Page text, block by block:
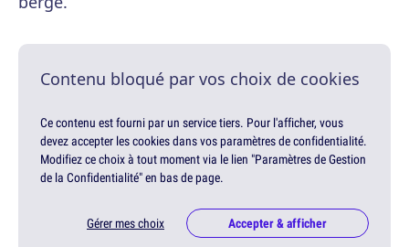
Contenu bloqué par vos choix de cookies
Ce contenu est fourni par un service tiers. Pour l'afficher, vous
devez accepter les cookies dans vos paramètres de confidentialité.
Modifiez ce choix à tout moment via le lien "Paramètres de Gestion
de la Confidentialité" en bas de page.
Gérer mes choix Accepter & afficher